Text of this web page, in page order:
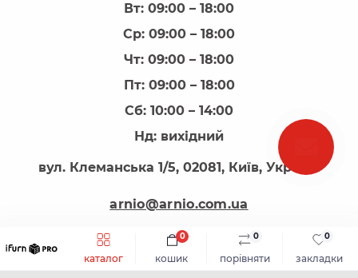
каталог порівняти
0
закладки
0
кошик
0
Вт: 09:00 – 18:00
Ср: 09:00 – 18:00
Чт: 09:00 – 18:00
Пт: 09:00 – 18:00
Сб: 10:00 – 14:00
Нд: вихідний
вул. Клеманська 1/5, 02081, Київ, Україна
arnio@arnio.com.ua